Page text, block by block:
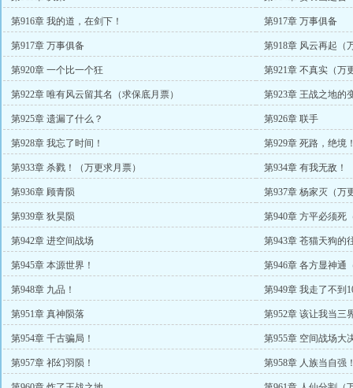
第916章 我的道，在剑下！ 第917章 万事俱备
第917章 万事俱备 第918章 风云再起（
第920章 一个比一个狂 第921章 不真实（万
第922章 唯有风云留其名（求保底月票） 第923章 王战之地的
第925章 遗漏了什么？ 第926章 联手
第928章 我忘了时间！ 第929章 死路，绝境
第933章 杀戮！（万更求月票） 第934章 有我无敌！
第936章 顾青陨 第937章 杨家灭（万
第939章 狄昊陨 第940章 方平必须死
第942章 进空间战场 第943章 苍猫天狗的
第945章 本源世界！ 第946章 各方显神通
第948章 九品！ 第949章 我走了不到
第951章 真神陨落 第952章 该让我当三
第954章 千古骗局！ 第955章 空间战场大
第957章 祁幻羽陨！ 第958章 人族当自强